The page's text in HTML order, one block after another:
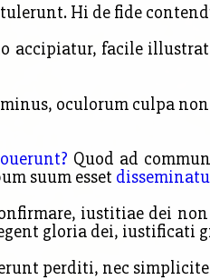
Hi de fide
accipiatur, facile
oculorum culpa
Quod ad
suum esset
iustitiae dei
gloria dei, iustificati
perditi, nec